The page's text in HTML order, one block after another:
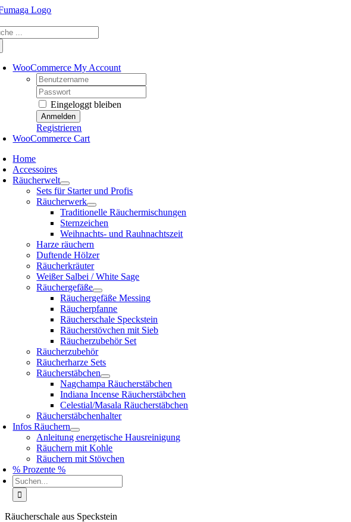
Skip
content
WooCommerce My Account
Username:
Password:
Eingeloggt bleiben
Registrieren
WooCommerce Cart
Home
Accessoires
Räucherwelt
Sets für Starter und Profis
Räucherwerk
Traditionelle Räuchermischungen
Sternzeichen
Weihnachts- und Rauhnachtszeit
Harze räuchern
Duftende Hölzer
Räucherkräuter
Weißer Salbei / White Sage
Räuchergefäße
Räuchergefäße Messing
Räucherpfanne
Räucherschale Speckstein
Räucherstövchen mit Sieb
Räucherzubehör Set
Räucherzubehör
Räucherharze Sets
Räucherstäbchen
Nagchampa Räucherstäbchen
Indiana Incense Räucherstäbchen
Celestial/Masala Räucherstäbchen
Räucherstäbchenhalter
Infos Räuchern
Anleitung energetische Hausreinigung
Räuchern mit Kohle
Räuchern mit Stövchen
% Prozente %
Suche
nach:
Räucherschale aus Speckstein